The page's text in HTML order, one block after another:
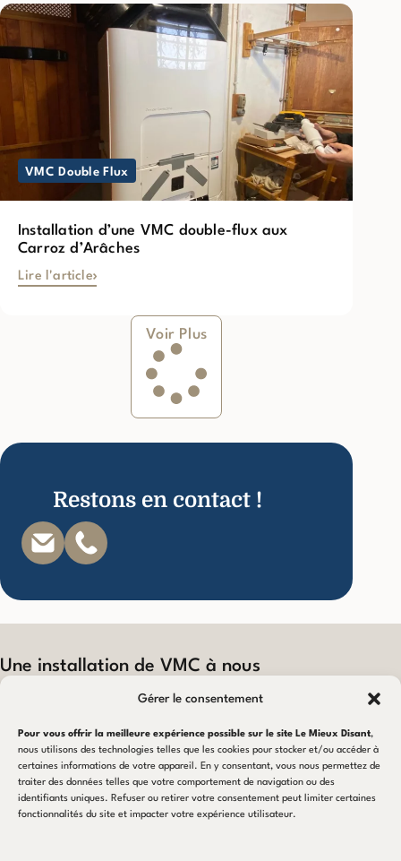
Gérer le consentement
Pour vous offrir la meilleure expérience possible sur le site Le Mieux Disant,
nous utilisons des technologies telles que les cookies pour stocker et/ou accéder à
certaines informations de votre appareil. En y consentant, vous nous permettez de
traiter des données telles que votre comportement de navigation ou des
identifiants uniques. Refuser ou retirer votre consentement peut limiter certaines
fonctionnalités du site et impacter votre expérience utilisateur.
VMC Double Flux
Installation d’une VMC double-flux aux
Carroz d’Arâches
Lire l'article
Voir Plus
Restons en contact !
Une installation de VMC à nous
confier ?
NOTRE EXPERTISE